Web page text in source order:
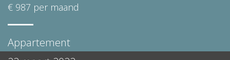
€ 987 per maand
Appartement